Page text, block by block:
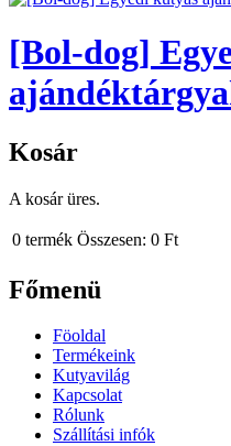
[Bol-dog]
Kosár
A kosár üres.
0 termék Összesen: 0 Ft
Főmenü
Föoldal
Termékeink
Kutyavilág
Kapcsolat
Rólunk
Szállítási infók